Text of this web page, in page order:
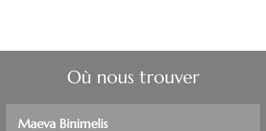
Où nous trouver
Maeva Binimelis